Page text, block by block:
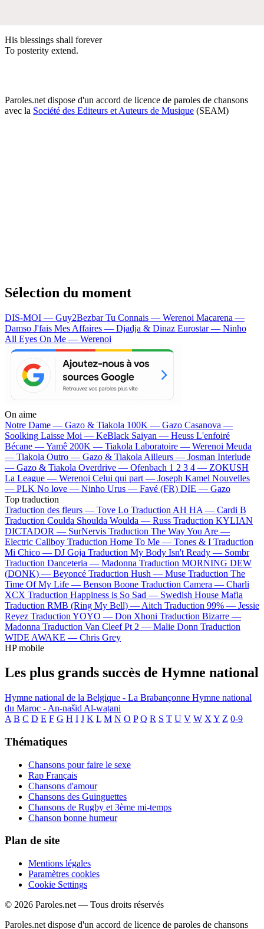
His blessings shall forever
To posterity extend.
Paroles.net dispose d'un accord de licence de paroles de chansons
avec la Société des Editeurs et Auteurs de Musique (SEAM)
Sélection du moment
DIS-MOI — Guy2BezbarTu Connais — Werenoi Macarena —
Damso J'fais Mes Affaires — Djadja & Dinaz Eurostar — Ninho
All Eyes On Me — Werenoi
On aime
Notre Dame — Gazo & Tiakola 100K — Gazo Casanova —
Soolking Laisse Moi — KeBlack Saiyan — Heuss L'enfoiré
Bécane —Yamê 200K — Tiakola Laboratoire — Werenoi Meuda
— Tiakola Outro — Gazo & Tiakola Ailleurs — Josman Interlude
— Gazo & Tiakola Overdrive — Ofenbach 1 2 3 4 — ZOKUSH
La League — Werenoi Celui qui part — Joseph Kamel Nouvelles
— PLK No love — Ninho Urus — Favé (FR) DIE — Gazo
Top traduction
Traduction des fleurs — Tove Lo Traduction AH HA — Cardi B
Traduction Coulda Shoulda Woulda — Russ Traduction KYLIAN
DICTADOR — SurNervis Traduction The Way You Are —
Electric Callboy Traduction Home To Me — Tones & I Traduction
Mi Chico — DJ Goja Traduction My Body Isn't Ready — Sombr
Traduction Danceteria — Madonna Traduction MORNING DEW
(DONK) — Beyoncé Traduction Hush — Muse Traduction The
Time Of My Life — Benson Boone Traduction Camera — Charli
XCX Traduction Happiness is So Sad — Swedish House Mafia
Traduction RMB (Ring My Bell) — Aitch Traduction 99% — Jessie
Reyez Traduction YOYO — Don Xhoni Traduction Bizarre —
Madonna Traduction Van Cleef Pt 2 — Malie Donn Traduction
WIDE AWAKE — Chris Grey
HP mobile
Les plus grands succès de Hymne national
Hymne national de la Belgique - La Brabançonne Hymne national
du Maroc - An-našid Al-waṭani
A B C D E F G H I J K L M N O P Q R S T U V W X Y Z 0-9
Thématiques
Chansons pour faire le sexe
Rap Français
Chansons d'amour
Chansons des Guinguettes
Chansons de Rugby et 3ème mi-temps
Chanson bonne humeur
Plan de site
Mentions légales
Paramètres cookies
Cookie Settings
© 2026 Paroles.net — Tous droits réservés
Paroles.net dispose d'un accord de licence de paroles de chansons